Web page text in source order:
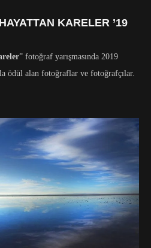
KARELER ’19
” fotoğraf yarışmasında 2019
ödül alan fotoğraflar ve fotoğrafçılar.